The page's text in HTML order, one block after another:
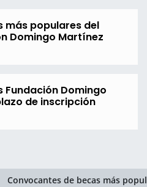
más populares del
Domingo Martínez
Fundación Domingo
de inscripción
Convocantes de becas más